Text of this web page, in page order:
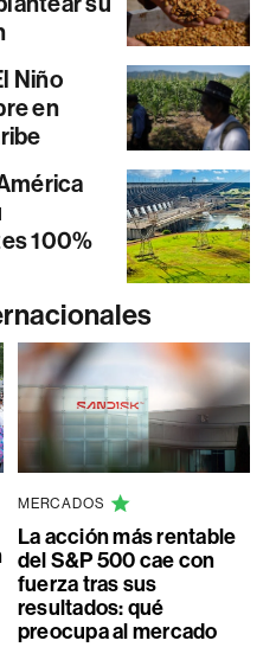
Niño
en
100%
MERCADOS
La acción más rentable
del S&P 500 cae con
fuerza tras sus
resultados: qué
preocupa al mercado